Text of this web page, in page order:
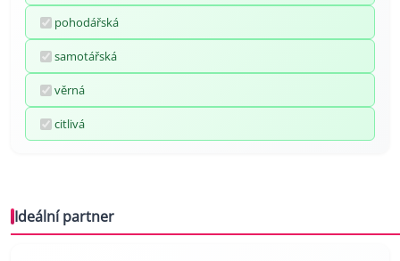
pohodářská
samotářská
věrná
citlivá
Ideální partner